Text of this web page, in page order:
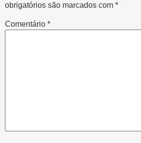
obrigatórios são marcados com *
Comentário *